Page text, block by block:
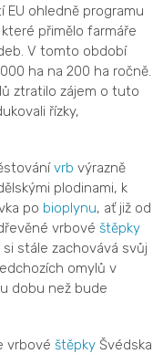
EU ohledně programu
přimělo farmáře
V tomto období
ha na 200 ha ročně.
ztratilo zájem o tuto
řízky,
vrb výrazně
plodinami, k
po bioplynu, ať již od
vrbovéštěpky
stále zachovává svůj
omylů v
dobu než bude
vrbovéštěpky Švédska